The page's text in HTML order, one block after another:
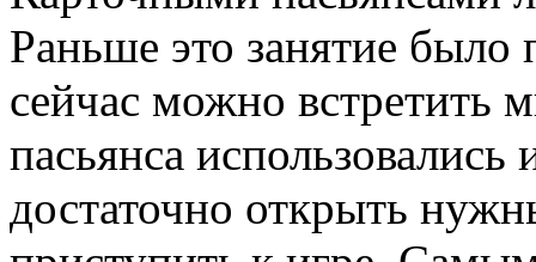
Раньше это занятие
сейчас можно встретить
пасьянса
достаточно открыть